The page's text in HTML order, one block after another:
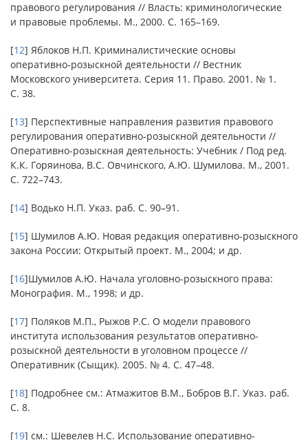
правового регулирования // Власть: криминологические
и правовые проблемы. М., 2000. С. 165–169.
[12] Яблоков Н.П. Криминалистические основы
оперативно-розыскной деятельности // Вестник
Московского университета. Серия 11. Право. 2001. № 1.
С. 38.
[13] Перспективные направления развития правового
регулирования оперативно-розыскной деятельности //
Оперативно-розыскная деятельность: Учебник / Под ред.
К.К. Горяинова, В.С. Овчинского, А.Ю. Шумилова. М., 2001.
С. 722–743.
[14] Водько Н.П. Указ. раб. С. 90–91.
[15] Шумилов А.Ю. Новая редакция оперативно-розыскного
закона России: Открытый проект. М., 2004; и др.
[16]Шумилов А.Ю. Начала уголовно-розыскного права:
Монография. М., 1998; и др.
[17] Поляков М.П., Рыжов Р.С. О модели правового
института использования результатов оперативно-
розыскной деятельности в уголовном процессе //
Оперативник (Сыщик). 2005. № 4. С. 47–48.
[18] Подробнее см.: Атмажитов В.М., Бобров В.Г. Указ. раб.
С. 8.
[19] см.: Шевелев Н.С. Использование оперативно-